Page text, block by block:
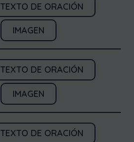
TEXTO DE ORACIÓN
IMAGEN
TEXTO DE ORACIÓN
IMAGEN
TEXTO DE ORACIÓN